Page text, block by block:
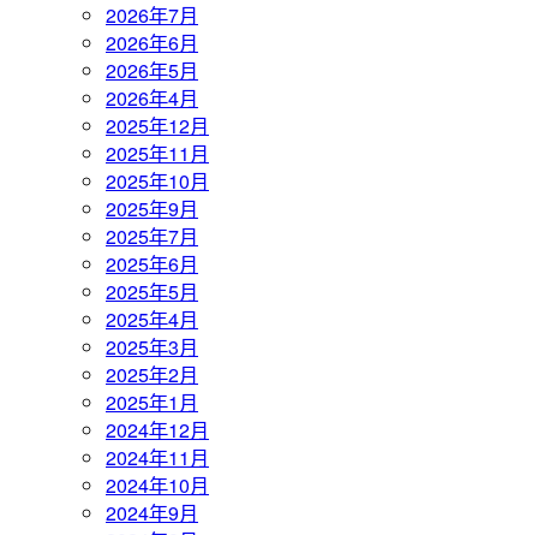
2026年7月
2026年6月
2026年5月
2026年4月
2025年12月
2025年11月
2025年10月
2025年9月
2025年7月
2025年6月
2025年5月
2025年4月
2025年3月
2025年2月
2025年1月
2024年12月
2024年11月
2024年10月
2024年9月